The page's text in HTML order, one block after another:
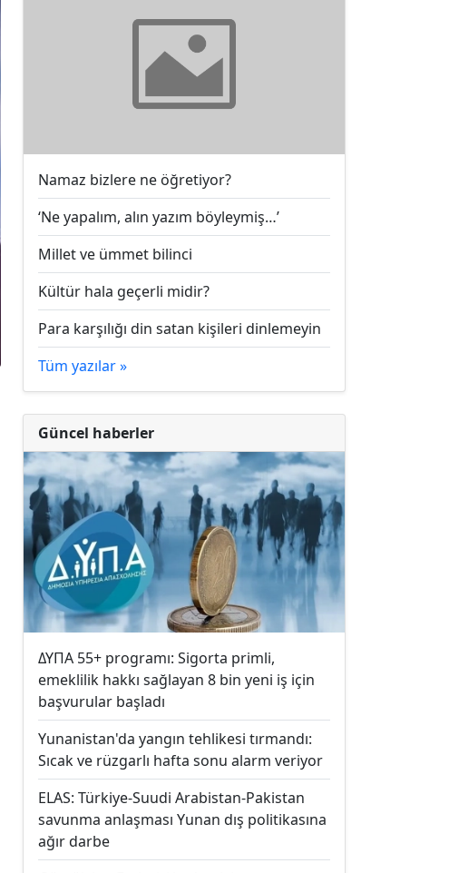
Namaz bizlere ne öğretiyor?
‘Ne yapalım, alın yazım böyleymiş…’
Millet ve ümmet bilinci
Kültür hala geçerli midir?
Para karşılığı din satan kişileri dinlemeyin
Tüm yazılar »
Güncel haberler
ΔΥΠΑ 55+ programı: Sigorta primli,
emeklilik hakkı sağlayan 8 bin yeni iş için
başvurular başladı
Yunanistan'da yangın tehlikesi tırmandı:
Sıcak ve rüzgarlı hafta sonu alarm veriyor
ELAS: Türkiye-Suudi Arabistan-Pakistan
savunma anlaşması Yunan dış politikasına
ağır darbe